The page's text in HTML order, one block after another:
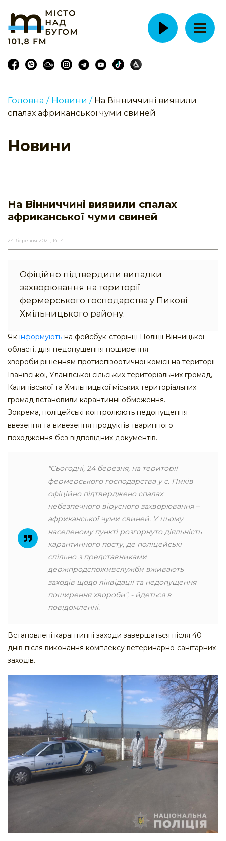
Головна / Новини / На Вінниччині виявили
спалах африканської чуми свиней
Новини
На Вінниччині виявили спалах
африканської чуми свиней
24 березня 2021, 14:14
Офіційно підтвердили випадки
захворювання на території
фермерського господарства у Пикові
Хмільницького району.
Як інформують на фейсбук-сторінці Поліції Вінницької
області, для недопущення поширення
хвороби рішенням протиепізоотичної комісії на території
Іванівської, Уланівської сільських територіальних громад,
Калинівської та Хмільницької міських територіальних
громад встановили карантинні обмеження.
Зокрема, поліцейські контролюють недопущення
ввезення та вивезення продуктів тваринного
походження без відповідних документів.
"Сьогодні, 24 березня, на території
фермерського господарства у с. Пиків
офіційно підтверджено спалах
небезпечного вірусного захворювання –
африканської чуми свиней. У цьому
населеному пункті розгорнуто діяльність
карантинного посту, де поліцейські
спільно з представниками
держпродспоживслужби вживають
заходів щодо ліквідації та недопущення
поширення хвороби", - йдеться в
повідомленні.
Встановлені карантинні заходи завершаться після 40
днів після виконання комплексу ветеринарно-санітарних
заходів.